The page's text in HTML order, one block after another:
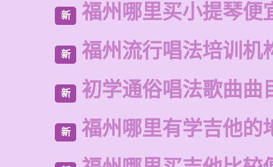
新 福州哪里买小提琴便
新 福州流行唱法培训机
新 初学通俗唱法歌曲曲
新 福州哪里有学吉他的